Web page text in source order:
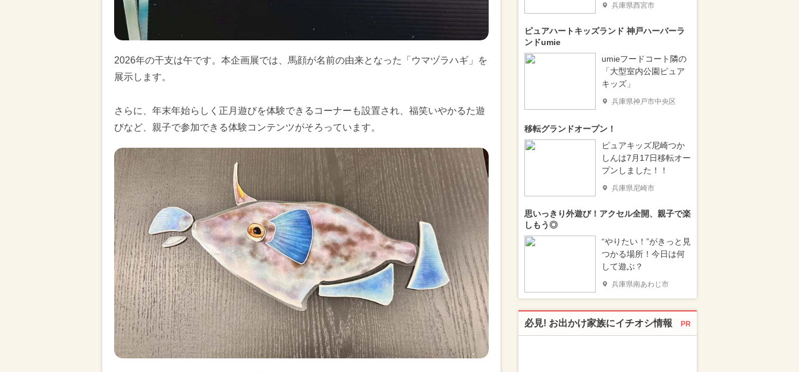
2026年の干支は午です。本企画展では、馬顔が名前の由来となった「ウマヅラハギ」を
展示します。
さらに、年末年始らしく正月遊びを体験できるコーナーも設置され、福笑いやかるた遊
びなど、親子で参加できる体験コンテンツがそろっています。
兵庫県西宮市
ピュアハートキッズランド 神戸ハーバーラ
ンドumie
umieフードコート隣の
「大型室内公園ピュア
キッズ」
兵庫県神戸市中央区
移転グランドオープン！
ピュアキッズ尼崎つか
しんは7月17日移転オー
プンしました！！
兵庫県尼崎市
思いっきり外遊び！アクセル全開、親子で楽
しもう◎
“やりたい！”がきっと見
つかる場所！今日は何
して遊ぶ？
兵庫県南あわじ市
必見! お出かけ家族にイチオシ情報 PR